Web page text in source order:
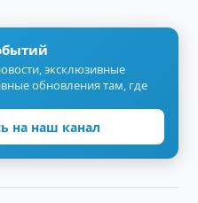
эксклюзивные
обновления там, где
на наш канал